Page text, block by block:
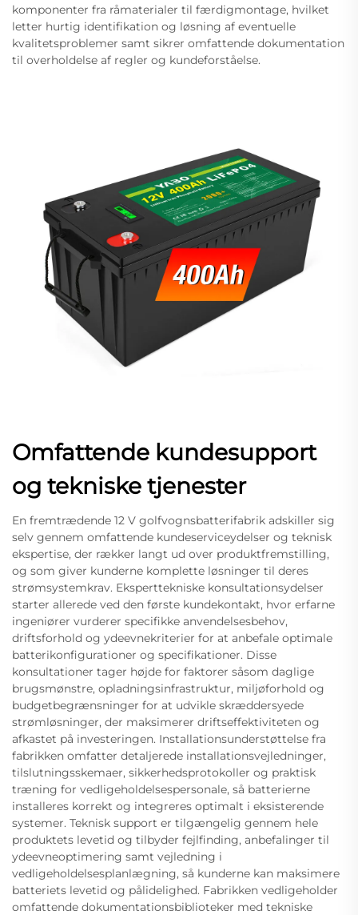
komponenter fra råmaterialer til færdigmontage, hvilket
letter hurtig identifikation og løsning af eventuelle
kvalitetsproblemer samt sikrer omfattende dokumentation
til overholdelse af regler og kundeforståelse.
Omfattende kundesupport
og tekniske tjenester
En fremtrædende 12 V golfvognsbatterifabrik adskiller sig
selv gennem omfattende kundeserviceydelser og teknisk
ekspertise, der rækker langt ud over produktfremstilling,
og som giver kunderne komplette løsninger til deres
strømsystemkrav. Eksperttekniske konsultationsydelser
starter allerede ved den første kundekontakt, hvor erfarne
ingeniører vurderer specifikke anvendelsesbehov,
driftsforhold og ydeevnekriterier for at anbefale optimale
batterikonfigurationer og specifikationer. Disse
konsultationer tager højde for faktorer såsom daglige
brugsmønstre, opladningsinfrastruktur, miljøforhold og
budgetbegrænsninger for at udvikle skræddersyede
strømløsninger, der maksimerer driftseffektiviteten og
afkastet på investeringen. Installationsunderstøttelse fra
fabrikken omfatter detaljerede installationsvejledninger,
tilslutningsskemaer, sikkerhedsprotokoller og praktisk
træning for vedligeholdelsespersonale, så batterierne
installeres korrekt og integreres optimalt i eksisterende
systemer. Teknisk support er tilgængelig gennem hele
produktets levetid og tilbyder fejlfinding, anbefalinger til
ydeevneoptimering samt vejledning i
vedligeholdelsesplanlægning, så kunderne kan maksimere
batteriets levetid og pålidelighed. Fabrikken vedligeholder
omfattende dokumentationsbiblioteker med tekniske